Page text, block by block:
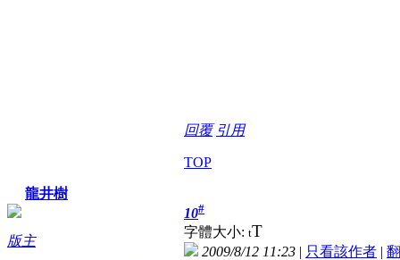
回覆 引用
TOP
龍井樹
版主
10#
字體大小: tT
2009/8/12 11:23 | 只看該作者 |